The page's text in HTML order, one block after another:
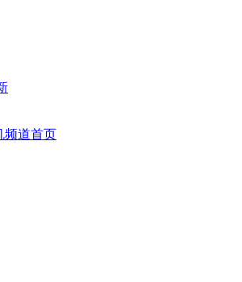
频道首页